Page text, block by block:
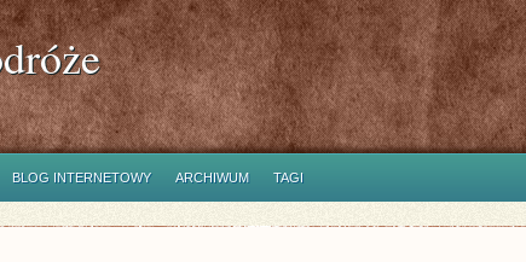
BLOG INTERNETOWY ARCHIWUM TAGI